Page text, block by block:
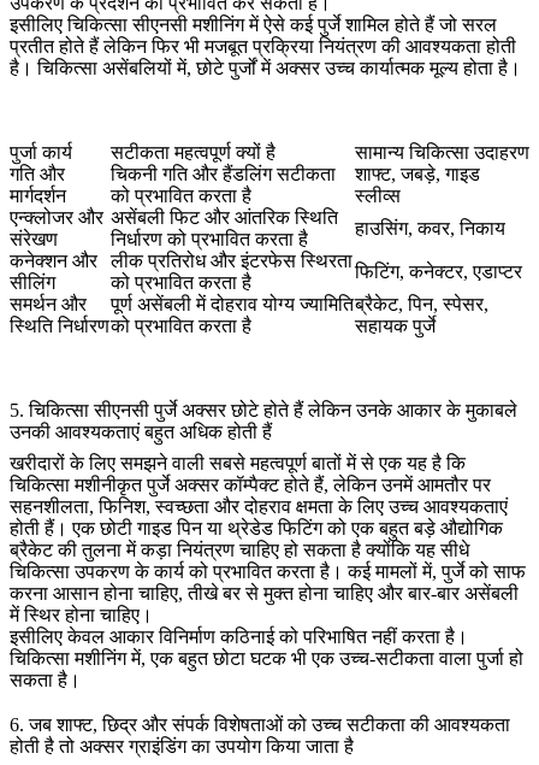
इसीलिए चिकित्सा सीएनसी मशीनिंग में ऐसे कई पुर्जे शामिल होते हैं जो सरल
प्रतीत होते हैं लेकिन फिर भी मजबूत प्रक्रिया नियंत्रण की आवश्यकता होती
है। चिकित्सा असेंबलियों में, छोटे पुर्जों में अक्सर उच्च कार्यात्मक मूल्य होता है।
पुर्जा कार्य सटीकता महत्वपूर्ण क्यों है
सामान्य चिकित्सा उदाहरण
गति और
मार्गदर्शन
चिकनी गति और हैंडलिंग सटीकता
को प्रभावित करता है
शाफ्ट, जबड़े, गाइड
स्लीव्स
एन्क्लोजर और
संरेखण
असेंबली फिट और आंतरिक स्थिति
निर्धारण को प्रभावित करता है
हाउसिंग, कवर, निकाय
कनेक्शन और
सीलिंग
लीक प्रतिरोध और इंटरफेस स्थिरता
को प्रभावित करता है
फिटिंग, कनेक्टर, एडाप्टर
समर्थन और
स्थिति निर्धारण
पूर्ण असेंबली में दोहराव योग्य ज्यामिति
को प्रभावित करता है
ब्रैकेट, पिन, स्पेसर,
सहायक पुर्जे
5. चिकित्सा सीएनसी पुर्जे अक्सर छोटे होते हैं लेकिन उनके आकार के मुकाबले
उनकी आवश्यकताएं बहुत अधिक होती हैं
खरीदारों के लिए समझने वाली सबसे महत्वपूर्ण बातों में से एक यह है कि
चिकित्सा मशीनीकृत पुर्जे अक्सर कॉम्पैक्ट होते हैं, लेकिन उनमें आमतौर पर
सहनशीलता, फिनिश, स्वच्छता और दोहराव क्षमता के लिए उच्च आवश्यकताएं
होती हैं। एक छोटी गाइड पिन या थ्रेडेड फिटिंग को एक बहुत बड़े औद्योगिक
ब्रैकेट की तुलना में कड़ा नियंत्रण चाहिए हो सकता है क्योंकि यह सीधे
चिकित्सा उपकरण के कार्य को प्रभावित करता है। कई मामलों में, पुर्जे को साफ
करना आसान होना चाहिए, तीखे बर से मुक्त होना चाहिए और बार-बार असेंबली
में स्थिर होना चाहिए।
इसीलिए केवल आकार विनिर्माण कठिनाई को परिभाषित नहीं करता है।
चिकित्सा मशीनिंग में, एक बहुत छोटा घटक भी एक उच्च-सटीकता वाला पुर्जा हो
सकता है।
6. जब शाफ्ट, छिद्र और संपर्क विशेषताओं को उच्च सटीकता की आवश्यकता
होती है तो अक्सर ग्राइंडिंग का उपयोग किया जाता है